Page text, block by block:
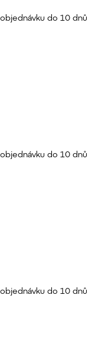
do 10 dnů
do 10 dnů
do 10 dnů